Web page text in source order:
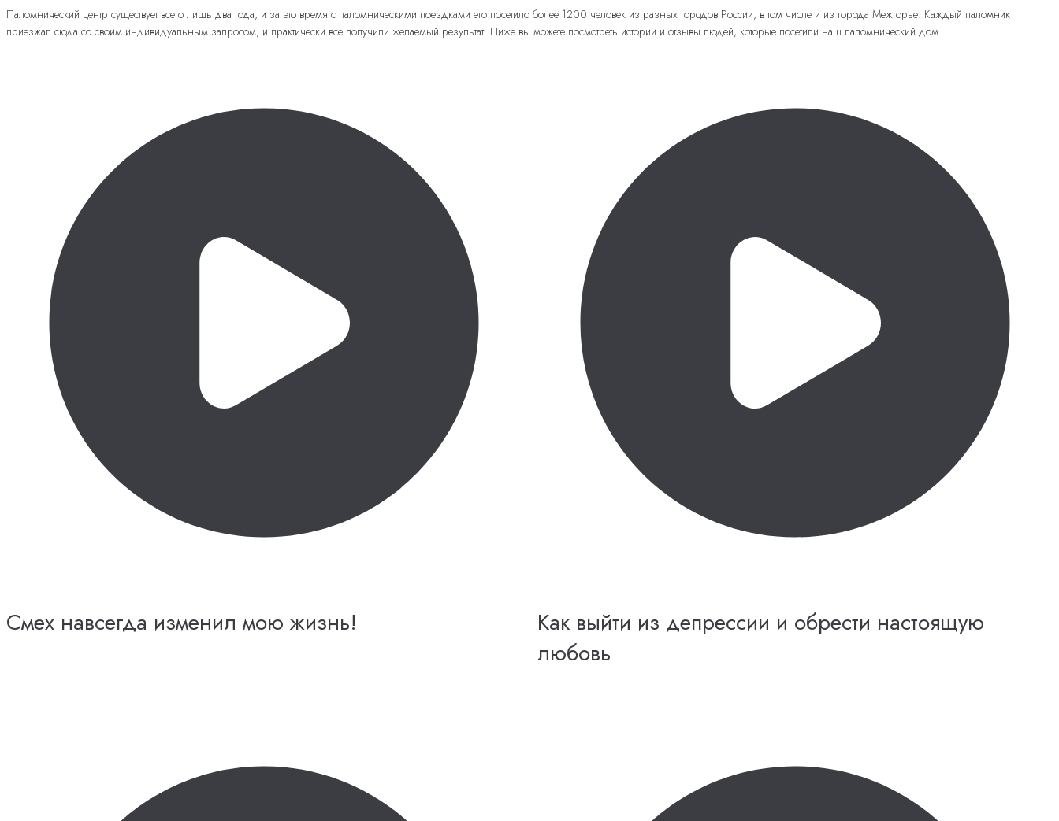
Паломнический центр существует всего лишь два года, и за это время с паломническими поездками его посетило более 1200 человек из разных городов России, в том числе и из города Межгорье. Каждый паломник
приезжал сюда со своим индивидуальным запросом, и практически все получили желаемый результат. Ниже вы можете посмотреть истории и отзывы людей, которые посетили наш паломнический дом.
Смех навсегда изменил мою жизнь!
Как выйти из депрессии и обрести настоящую
любовь